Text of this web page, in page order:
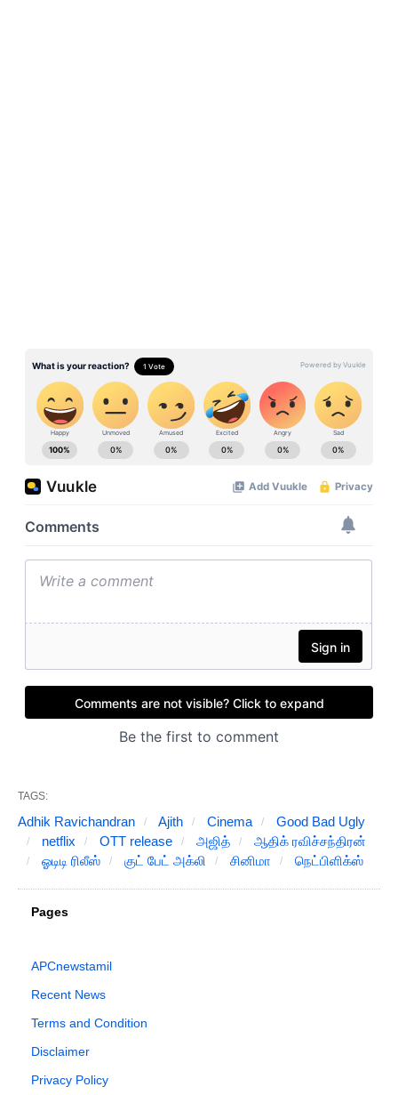
TAGS:
Adhik Ravichandran Ajith Cinema
Good Bad Ugly
netflix
OTT release அஜித்
ஆதிக் ரவிச்சந்திரன்
ஓடிடி ரிலீஸ்
குட் பேட் அக்லி சினிமா நெட்பிளிக்ஸ்
Pages
APCnewstamil
Recent News
Terms and Condition
Disclaimer
Privacy Policy